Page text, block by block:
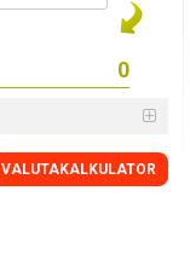
VALUTAKALKULATOR